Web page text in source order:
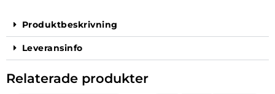
Produktbeskrivning
Leveransinfo
Relaterade produkter